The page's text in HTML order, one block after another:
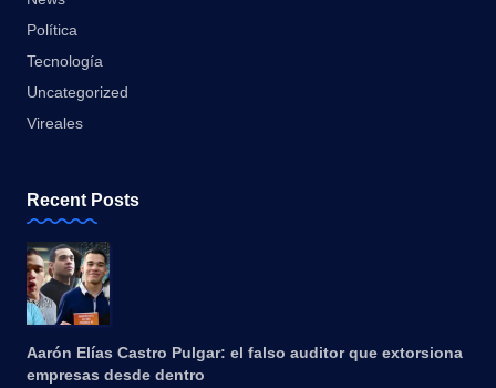
Política
Tecnología
Uncategorized
Vireales
Recent Posts
Aarón Elías Castro Pulgar: el falso auditor que extorsiona
empresas desde dentro